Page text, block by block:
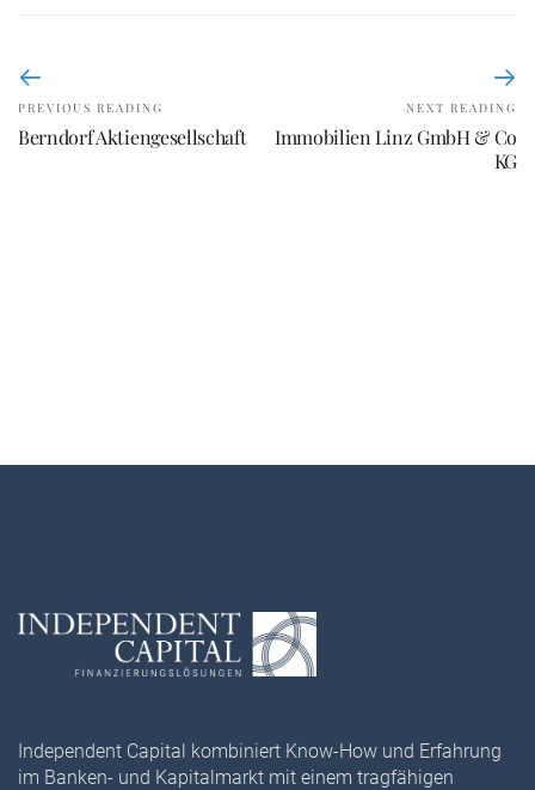
PREVIOUS READING
Berndorf Aktiengesellschaft
NEXT READING
Immobilien Linz GmbH & Co
KG
Independent Capital kombiniert Know-How und Erfahrung
im Banken- und Kapitalmarkt mit einem tragfähigen